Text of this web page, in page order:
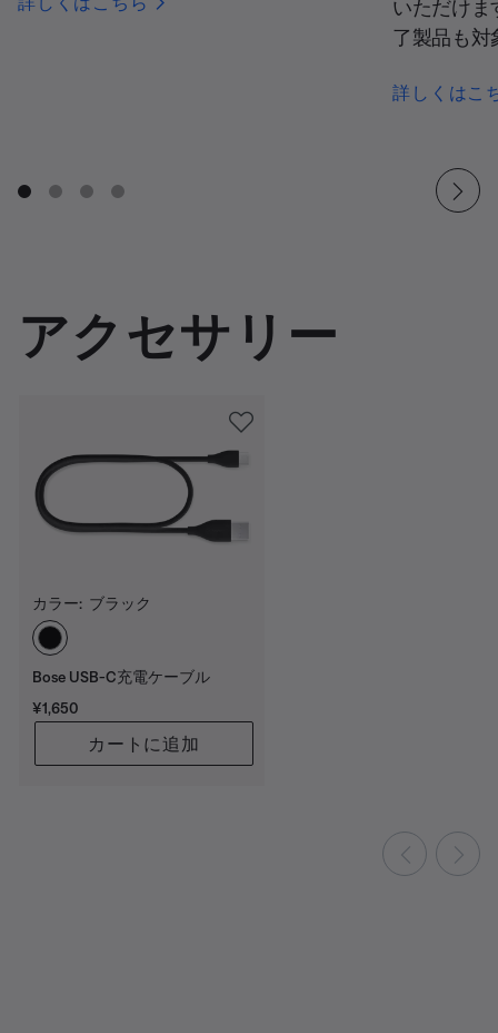
いただけま
了製品も対
詳しくはこ
アクセサリー
カラー: ブラック
カラーの選択
Bose USB-C充電ケーブル
価格:
¥1,650
カートに追加